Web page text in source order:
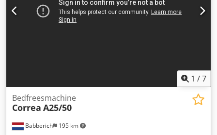
sleuven: 7 stuks T-sleufbreedte: 22 mm Afstand tussen
sleuven: 140 mm Aanvullende informatie: - Heidenhain
handwiel HR410 - 3D-scanner, infrarood - De
1 /7
Babberich 195 km
Bedfreesmachine
Correa A25/50